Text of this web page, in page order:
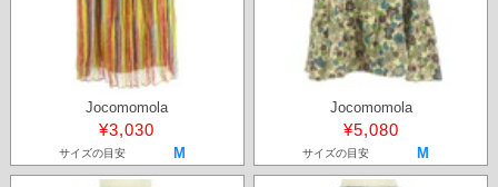
Jocomomola
¥3,030
サイズの目安 M
Jocomomola
¥5,080
サイズの目安 M